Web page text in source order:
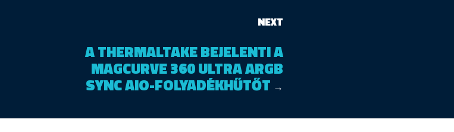
NEXT
A THERMALTAKE BEJELENTI A
MAGCURVE 360 ULTRA ARGB
SYNC AIO-FOLYADÉKHŰTŐT →